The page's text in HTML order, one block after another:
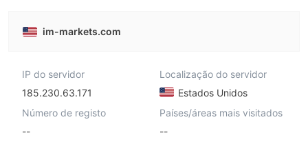
im-markets.com
IP do servidor
185.230.63.171
Localização do servidor
Estados Unidos
Número de registo
--
Países/áreas mais visitados
--